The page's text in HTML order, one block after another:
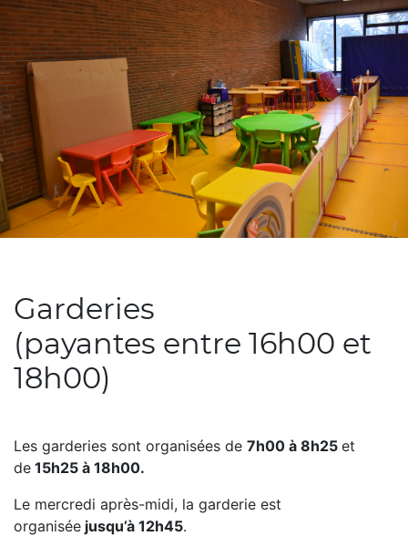
Garderies
(payantes entre 16h00 et
18h00)
Les garderies sont organisées de 7h00 à 8h25 et
de 15h25 à 18h00.
Le mercredi après-midi, la garderie est
organisée jusqu’à 12h45.